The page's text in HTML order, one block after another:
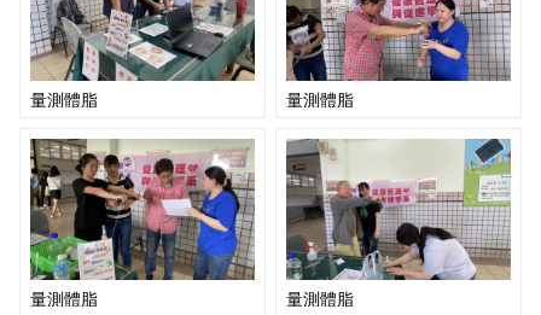
量測體脂 量測體脂
量測體脂 量測體脂